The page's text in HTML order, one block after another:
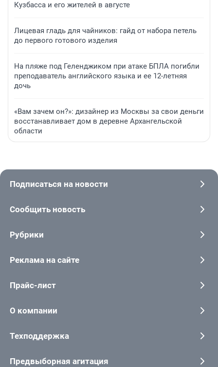
Кузбасса и его жителей в августе
Лицевая гладь для чайников: гайд от набора петель
до первого готового изделия
На пляже под Геленджиком при атаке БПЛА погибли
преподаватель английского языка и ее 12-летняя
дочь
«Вам зачем он?»: дизайнер из Москвы за свои деньги
восстанавливает дом в деревне Архангельской
области
Подписаться на новости
Сообщить новость
Рубрики
Реклама на сайте
Прайс-лист
О компании
Техподдержка
Предвыборная агитация